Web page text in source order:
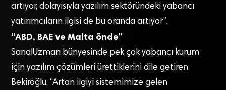
artıyor, dolayısıyla yazılım sektöründeki yabancı
yatırımcıların ilgisi de bu oranda artıyor”.
“ABD, BAE ve Malta önde”
SanalUzman bünyesinde pek çok yabancı kurum
için yazılım çözümleri ürettiklerini dile getiren
Bekiroğlu, “Artan ilgiyi sistemimize gelen